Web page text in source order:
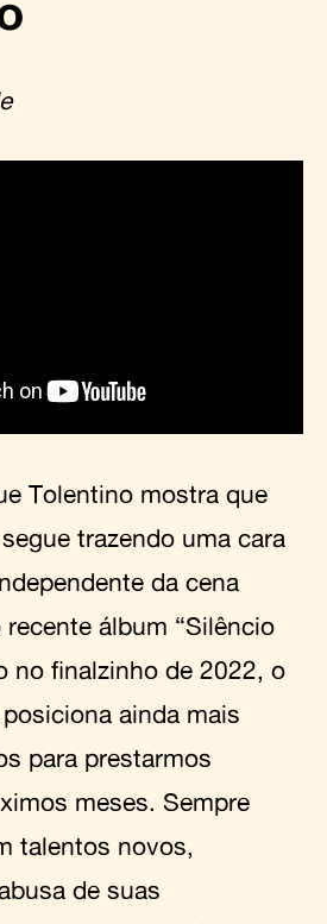
Tolentino mostra que
trazendo uma cara
da cena
álbum “Silêncio
no finalzinho de 2022, o
ainda mais
para prestarmos
meses. Sempre
talentos novos,
de suas